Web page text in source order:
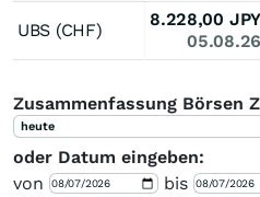
UBS (CHF)
8.228,00 JPY
05.08.26
Zusammenfassung Börsen
heute
oder Datum eingeben:
von
bis